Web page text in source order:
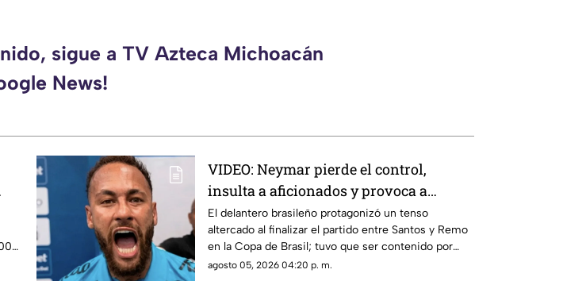
sigue a TV Azteca Michoacán
News!
VIDEO: Neymar pierde el control,
insulta a aficionados y provoca a
rivales tras triunfo del Santos
El delantero brasileño protagonizó un tenso
altercado al finalizar el partido entre Santos y Remo
en la Copa de Brasil; tuvo que ser contenido por
elementos de seguridad y compañeros.
agosto 05, 2026 04:20 p. m.